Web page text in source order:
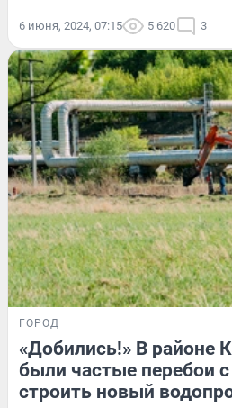
6 июня, 2024, 07:15 5 620 3
ГОРОД
«Добились!» В районе
были частые перебои
строить новый